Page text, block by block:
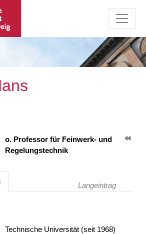
o. Professor für Feinwerk- und
Regelungstechnik
Langeintrag
Technische Universität (seit 1968)